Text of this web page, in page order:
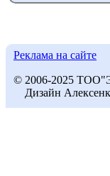
Реклама на сайте
© 2006-2025
Дизайн